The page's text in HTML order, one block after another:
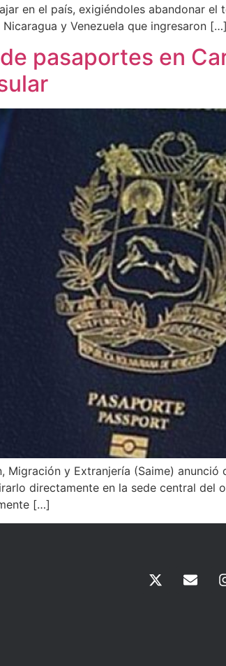
en el país, exigiéndoles abandonar
y Venezuela que ingresaron […]
pasaportes en
y Extranjería (Saime)
directamente en la sede central del
[…]